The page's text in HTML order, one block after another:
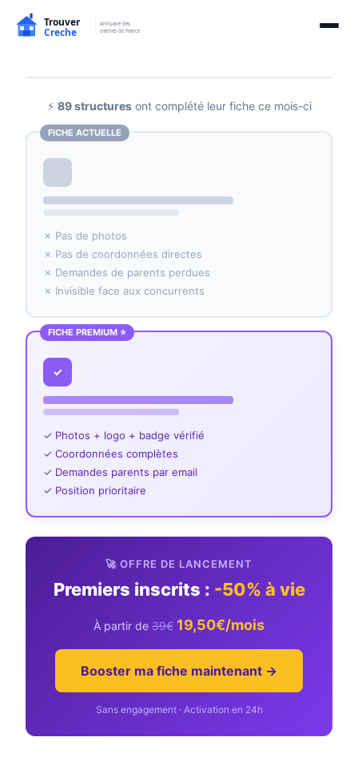
⚡ 89 structuresont complété leur fiche ce mois-ci
FICHE ACTUELLE
✗ Pas de photos
✗ Pas de coordonnées directes
✗ Demandes de parents perdues
✗ Invisible face aux concurrents
FICHE PREMIUM ⭐
✓
✓ Photos + logo + badge vérifié
✓ Coordonnées complètes
✓ Demandes parents par email
✓ Position prioritaire
🚀 OFFRE DE LANCEMENT
Premiers inscrits : -50% à vie
À partir de 39€ 19,50€/mois
Booster ma fiche maintenant →
Sans engagement · Activation en 24h